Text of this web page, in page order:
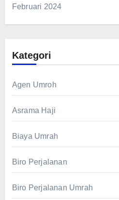
Februari 2024
Kategori
Agen Umroh
Asrama Haji
Biaya Umrah
Biro Perjalanan
Biro Perjalanan Umrah